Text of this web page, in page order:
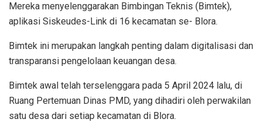
Mereka menyelenggarakan Bimbingan Teknis (Bimtek),
aplikasi Siskeudes-Link di 16 kecamatan se- Blora.
Bimtek ini merupakan langkah penting dalam digitalisasi dan
transparansi pengelolaan keuangan desa.
Bimtek awal telah terselenggara pada 5 April 2024 lalu, di
Ruang Pertemuan Dinas PMD, yang dihadiri oleh perwakilan
satu desa dari setiap kecamatan di Blora.